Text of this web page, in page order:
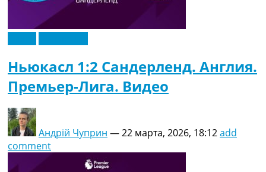
Ньюкасл 1:2 Сандерленд. Англия.
Премьер-Лига. Видео
Андрій Чуприн —22 марта, 2026, 18:12add
comment